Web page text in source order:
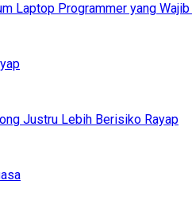
Laptop Programmer yang
Justru Lebih Berisiko Rayap